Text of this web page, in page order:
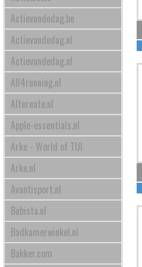
Actievandedag.be
Actievandedag.nl
Actievandedag.nl
All4running.nl
Alternate.nl
Apple-essentials.nl
Arke - World of TUI
Arke.nl
Avantisport.nl
Babista.nl
Badkamerwinkel.nl
Bakker.com